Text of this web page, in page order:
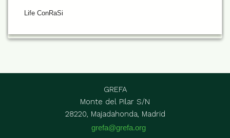
Life ConRaSi
GREFA
Monte del Pilar S/N
28220, Majadahonda, Madrid
grefa@grefa.org